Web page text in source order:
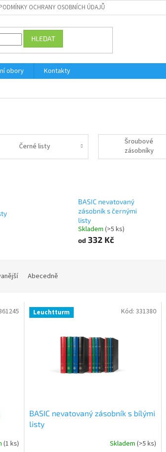
OCHRANY OSOBNÍCH ÚDAJŮ
HLEDAT
obory
Kontakty
Černé listy
Šroubové
zásobníky
BASIC nevatovaný
zásobník s černými
listy
Skladem (>5 ks)
od332 Kč
Abecedně
(1 ks)
Leuchtturm
BASIC nevatovaný zásobník s bílými
listy
Skladem (>5 ks)
Kód: 331380